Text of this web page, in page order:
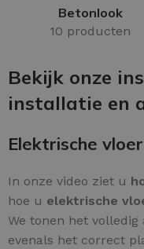
Betonlook
10 producten
Bekijk onze
installatie en
Elektrische
In onze video ziet u
hoe u elektrische
We tonen het
evenals het correct